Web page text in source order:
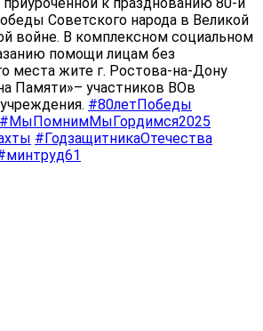
Советского народа в Великой
войне. В комплексном социальном
помощи лицам без
места жите г. Ростова-на-Дону
Памяти»– участников ВОв
#80летПобеды
#МыПомнимМыГордимся2025
#ГодзащитникаОтечества